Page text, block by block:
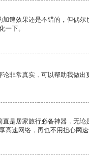
加速效果还是不错的，但偶尔
一下。
非常真实，可以帮助我做出
直是居家旅行必备神器，无论
高速网络，再也不用担心网速